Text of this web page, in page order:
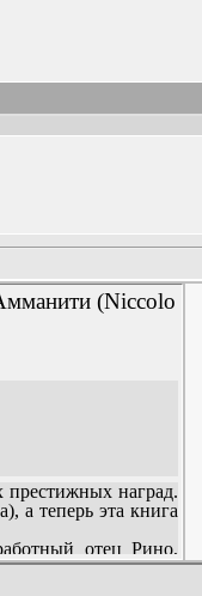
(Niccolo
наград.
а теперь эта книга
отец Рино,
пониманием того,